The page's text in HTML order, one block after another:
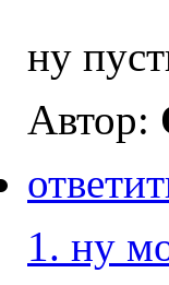
ну
Автор:
1. ну